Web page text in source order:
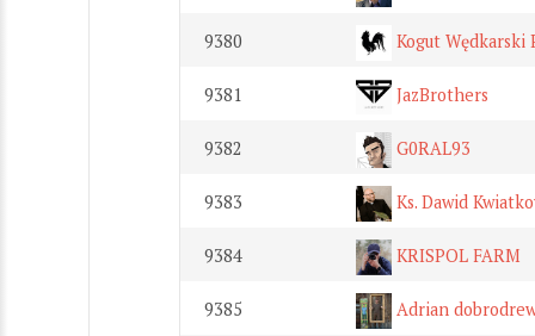
9380 Kogut Wędkarski
9381 JazBrothers
9382 G0RAL93
9383 Ks. Dawid
9384 KRISPOL FARM
9385 Adrian